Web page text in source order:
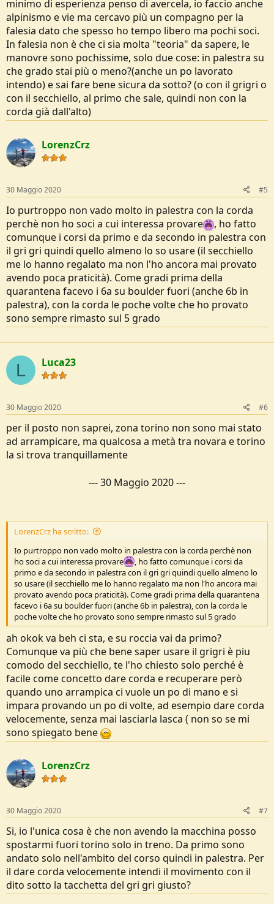
minimo di esperienza penso di avercela, io faccio anche
alpinismo e vie ma cercavo più un compagno per la
falesia dato che spesso ho tempo libero ma pochi soci.
In falesia non è che ci sia molta "teoria" da sapere, le
manovre sono pochissime, solo due cose: in palestra su
che grado stai più o meno?(anche un po lavorato
intendo) e sai fare bene sicura da sotto? (o con il grigri o
con il secchiello, al primo che sale, quindi non con la
corda già dall'alto)
LorenzCrz
30 Maggio 2020 #5
Io purtroppo non vado molto in palestra con la corda
perchè non ho soci a cui interessa provare
, ho fatto
comunque i corsi da primo e da secondo in palestra con
il gri gri quindi quello almeno lo so usare (il secchiello
me lo hanno regalato ma non l'ho ancora mai provato
avendo poca praticità). Come gradi prima della
quarantena facevo i 6a su boulder fuori (anche 6b in
palestra), con la corda le poche volte che ho provato
sono sempre rimasto sul 5 grado
L Luca23
30 Maggio 2020 #6
per il posto non saprei, zona torino non sono mai stato
ad arrampicare, ma qualcosa a metà tra novara e torino
la si trova tranquillamente
---30 Maggio 2020---
LorenzCrz ha scritto:
Io purtroppo non vado molto in palestra con la corda perchè non
ho soci a cui interessa provare
, ho fatto comunque i corsi da
primo e da secondo in palestra con il gri gri quindi quello almeno lo
so usare (il secchiello me lo hanno regalato ma non l'ho ancora mai
provato avendo poca praticità). Come gradi prima della quarantena
facevo i 6a su boulder fuori (anche 6b in palestra), con la corda le
poche volte che ho provato sono sempre rimasto sul 5 grado
ah okok va beh ci sta, e su roccia vai da primo?
Comunque va più che bene saper usare il grigri è piu
comodo del secchiello, te l'ho chiesto solo perché è
facile come concetto dare corda e recuperare però
quando uno arrampica ci vuole un po di mano e si
impara provando un po di volte, ad esempio dare corda
velocemente, senza mai lasciarla lasca ( non so se mi
sono spiegato bene
LorenzCrz
30 Maggio 2020 #7
Si, io l'unica cosa è che non avendo la macchina posso
spostarmi fuori torino solo in treno. Da primo sono
andato solo nell'ambito del corso quindi in palestra. Per
il dare corda velocemente intendi il movimento con il
dito sotto la tacchetta del gri gri giusto?